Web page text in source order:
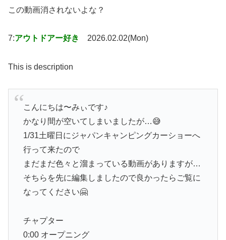
この動画消されないよな？
7:アウトドアー好き 2026.02.02(Mon)
This is description
こんにちは〜みぃです♪
かなり間が空いてしまいましたが…😅
1/31土曜日にジャパンキャンピングカーショーへ
行って来たので
まだまだ色々と溜まっている動画がありますが…
そちらを先に編集しましたので良かったらご覧に
なってください🤗
チャプター
0:00 オープニング